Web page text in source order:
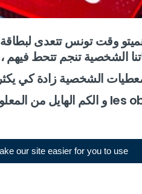
our site easier for you to use.
وقت تونس تتعدى لبطاقة
الشخصية تنجم تتحط
الشخصية زادة كي